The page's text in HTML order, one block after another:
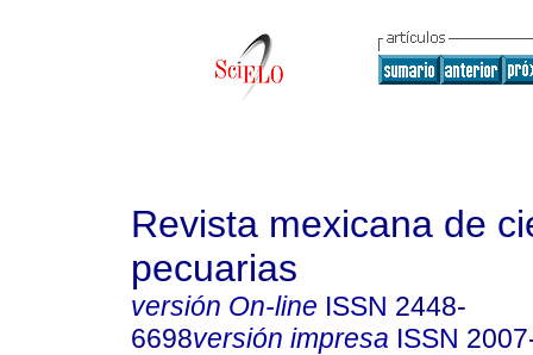
Revista mexicana de
pecuarias
versión On-line ISSN 2448-
6698versión impresa ISSN